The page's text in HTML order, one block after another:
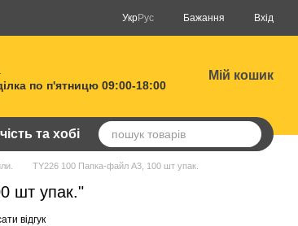
УкрРус Бажання Вхід
по п'ятницю 09:00-18:00
Мій кошик
та хобі
TY226 100 Папка-файл А3, 100 шт упак.
шт упак."
відгук